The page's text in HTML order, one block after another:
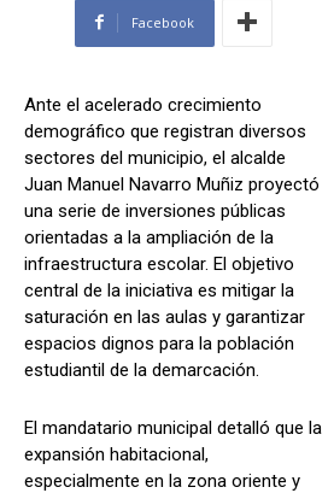
Facebook
Ante el acelerado crecimiento
demográfico que registran diversos
sectores del municipio, el alcalde
Juan Manuel Navarro Muñiz proyectó
una serie de inversiones públicas
orientadas a la ampliación de la
infraestructura escolar. El objetivo
central de la iniciativa es mitigar la
saturación en las aulas y garantizar
espacios dignos para la población
estudiantil de la demarcación.
El mandatario municipal detalló que la
expansión habitacional,
especialmente en la zona oriente y